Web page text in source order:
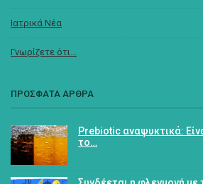
Ιατρικά Νέα
Γνωρίζετε ότι...
ΠΡΟΣΦΑΤΑ ΑΡΘΡΑ
Prebiotic αναψυκτικά:
το…